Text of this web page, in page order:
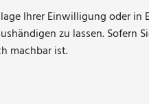
Ihrer Einwilligung oder
zu lassen.
machbar ist.